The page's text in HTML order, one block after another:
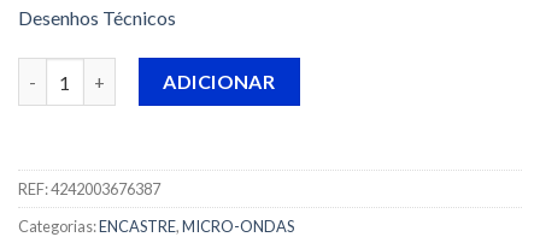
Desenhos Técnicos
ADICIONAR
REF:4242003676387
Categorias:ENCASTRE,MICRO-ONDAS